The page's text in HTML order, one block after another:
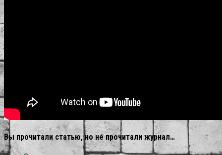
Вы прочитали статью, но не прочитали журнал…